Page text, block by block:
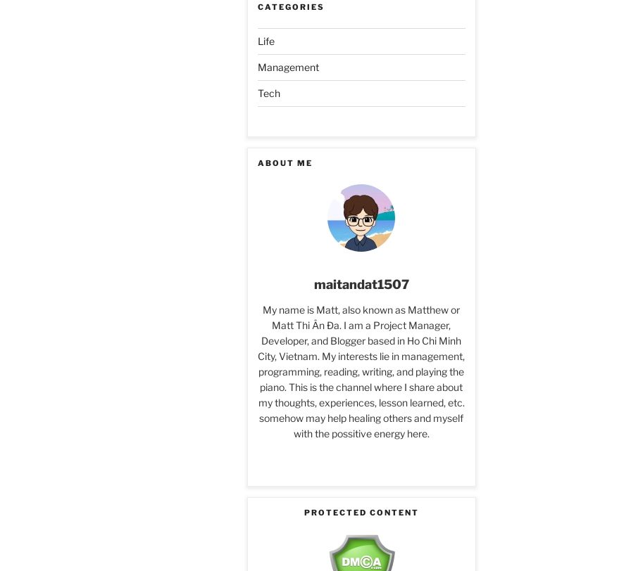
CATEGORIES
Life
Management
Tech
ABOUT ME
maitandat1507
My name is Matt, also known as Matthew or
Matt Thi Ân Đa. I am a Project Manager,
Developer, and Blogger based in Ho Chi Minh
City, Vietnam. My interests lie in management,
programming, reading, writing, and playing the
piano. This is the channel where I share about
my thoughts, experiences, lesson learned, etc.
somehow may help healing others and myself
with the possitive energy here.
PROTECTED CONTENT